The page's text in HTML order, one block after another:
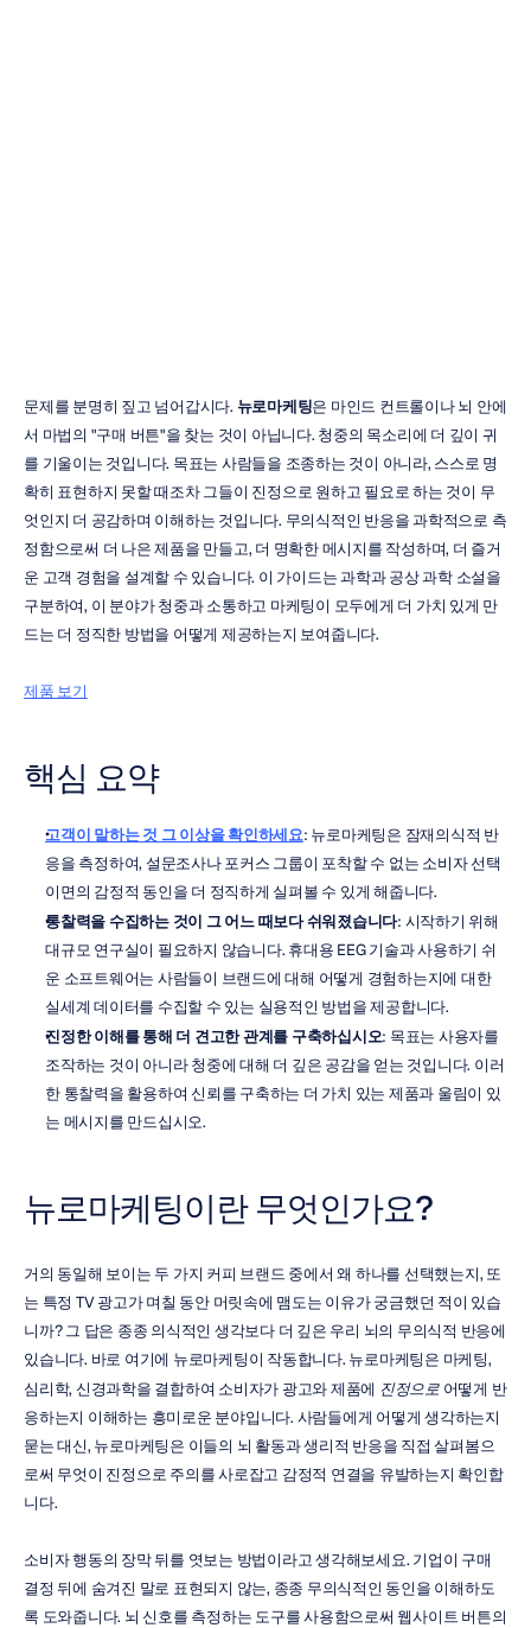
문제를 분명히 짚고 넘어갑시다. 뉴로마케팅은 마인드 컨트롤이나 뇌 안에
서 마법의 "구매 버튼"을 찾는 것이 아닙니다. 청중의 목소리에 더 깊이 귀
를 기울이는 것입니다. 목표는 사람들을 조종하는 것이 아니라, 스스로 명
확히 표현하지 못할 때조차 그들이 진정으로 원하고 필요로 하는 것이 무
엇인지 더 공감하며 이해하는 것입니다. 무의식적인 반응을 과학적으로 측
정함으로써 더 나은 제품을 만들고, 더 명확한 메시지를 작성하며, 더 즐거
운 고객 경험을 설계할 수 있습니다. 이 가이드는 과학과 공상 과학 소설을
구분하여, 이 분야가 청중과 소통하고 마케팅이 모두에게 더 가치 있게 만
드는 더 정직한 방법을 어떻게 제공하는지 보여줍니다.
제품 보기
핵심 요약
고객이 말하는 것 그 이상을 확인하세요: 뉴로마케팅은 잠재의식적 반
응을 측정하여, 설문조사나 포커스 그룹이 포착할 수 없는 소비자 선택
이면의 감정적 동인을 더 정직하게 실펴볼 수 있게 해줍니다.
통찰력을 수집하는 것이 그 어느 때보다 쉬워졌습니다: 시작하기 위해
대규모 연구실이 필요하지 않습니다. 휴대용 EEG 기술과 사용하기 쉬
운 소프트웨어는 사람들이 브랜드에 대해 어떻게 경험하는지에 대한
실세계 데이터를 수집할 수 있는 실용적인 방법을 제공합니다.
진정한 이해를 통해 더 견고한 관계를 구축하십시오: 목표는 사용자를
조작하는 것이 아니라 청중에 대해 더 깊은 공감을 얻는 것입니다. 이러
한 통찰력을 활용하여 신뢰를 구축하는 더 가치 있는 제품과 울림이 있
는 메시지를 만드십시오.
뉴로마케팅이란 무엇인가요?
거의 동일해 보이는 두 가지 커피 브랜드 중에서 왜 하나를 선택했는지, 또
는 특정 TV 광고가 며칠 동안 머릿속에 맴도는 이유가 궁금했던 적이 있습
니까? 그 답은 종종 의식적인 생각보다 더 깊은 우리 뇌의 무의식적 반응에
있습니다. 바로 여기에 뉴로마케팅이 작동합니다. 뉴로마케팅은 마케팅,
심리학, 신경과학을 결합하여 소비자가 광고와 제품에 진정으로 어떻게 반
응하는지 이해하는 흥미로운 분야입니다. 사람들에게 어떻게 생각하는지
묻는 대신, 뉴로마케팅은 이들의 뇌 활동과 생리적 반응을 직접 살펴봄으
로써 무엇이 진정으로 주의를 사로잡고 감정적 연결을 유발하는지 확인합
니다.
소비자 행동의 장막 뒤를 엿보는 방법이라고 생각해보세요. 기업이 구매
결정 뒤에 숨겨진 말로 표현되지 않는, 종종 무의식적인 동인을 이해하도
록 도와줍니다. 뇌 신호를 측정하는 도구를 사용함으로써 웹사이트 버튼의